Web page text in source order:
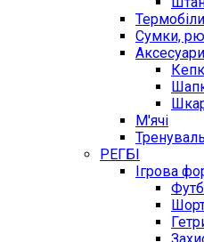
Сумки,
Аксесуари
М'ячі
РЕГБІ
Ігрова